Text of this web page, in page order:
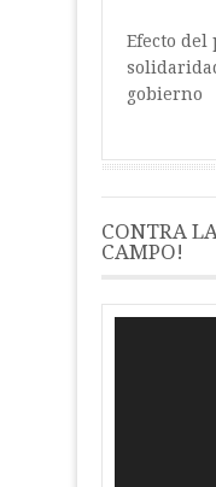
Efecto del
gobierno
CONTRA
CAMPO!